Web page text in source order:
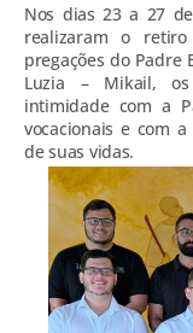
Nos dias 23 a 27
realizaram o
pregações do Padre
Luzia – Mikail, os
intimidade com a
vocacionais e com
de suas vidas.